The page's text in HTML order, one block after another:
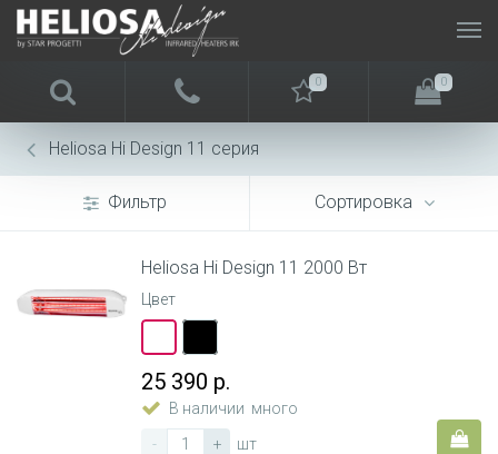
0 0
Heliosa Hi Design 11 серия
Фильтр Сортировка
Heliosa Hi Design 11 2000 Вт
Цвет
25 390 р.
В наличии много
-
+ шт